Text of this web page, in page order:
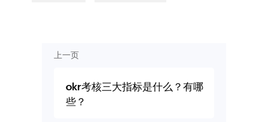
上一页
okr考核三大指标是什么？有哪
些？